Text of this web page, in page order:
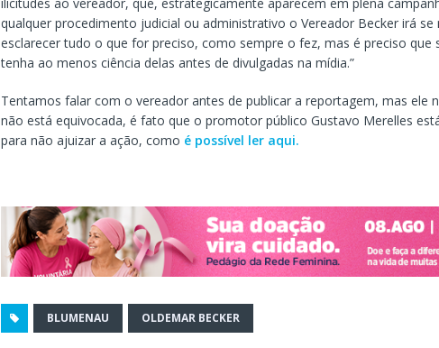
qualquer procedimento judicial ou administrativo o Vereador Becker irá se
esclarecer tudo o que for preciso, como sempre o fez, mas é preciso que
tenha ao menos ciência delas antes de divulgadas na mídia.”
Tentamos falar com o vereador antes de publicar a reportagem, mas ele
não está equivocada, é fato que o promotor público Gustavo Merelles
para não ajuizar a ação, como é possível ler aqui.
BLUMENAU OLDEMAR BECKER